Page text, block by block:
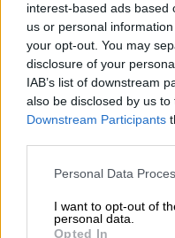
interest-based ads based
us or personal
your opt-out. You may
disclosure of your
IAB’s list of downstream
also be disclosed by us
Downstream Participants
Personal Data
I want to opt-out of
personal data.
Opted In